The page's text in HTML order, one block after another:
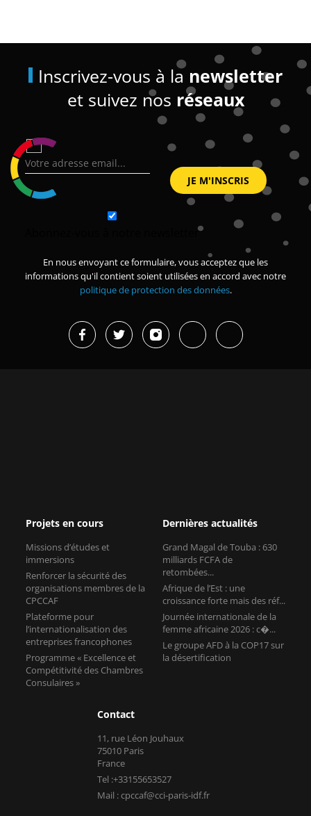
Inscrivez-vous à la newsletter
et suivez nos réseaux
Abonnez-vous à notre newsletter
En nous envoyant ce formulaire, vous acceptez que les
informations qu'il contient soient utilisées en accord avec notre
politique de protection des données.
Projets en cours
Missions d’études et
immersions
Renforcer la sécurité des
organisations membres de la
CPCCAF
Plateforme pour
l’internationalisation des
entreprises francophones
Programme « Excellence et
Compétitivité des Chambres
Consulaires »
Dernières actualités
Grand Magal de Touba : 630
milliards FCFA de
retombées...
Afrique de l’Est : une
croissance forte mais des réf...
Journée internationale de la
femme africaine 2026 : c�...
Le groupe AFD à la COP17 sur
la désertification
Contact
11, rue Léon Jouhaux
75010 Paris
France
Tel :+33155653527
Mail : cpccaf@cci-paris-idf.fr